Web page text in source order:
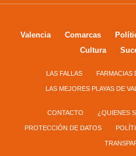
Valencia Comarcas
Cultura
LAS FALLAS FARMACIAS
LAS MEJORES PLAYAS DE
CONTACTO ¿QUIENES
PROTECCIÓN DE DATOS